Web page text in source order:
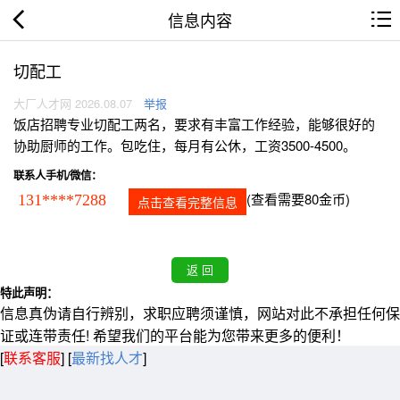
信息内容
切配工
大厂人才网 2026.08.07 举报
饭店招聘专业切配工两名，要求有丰富工作经验，能够很好的
协助厨师的工作。包吃住，每月有公休，工资3500-4500。
联系人手机/微信：
131****7288 点击查看完整信息 (查看需要80金币)
特此声明：
信息真伪请自行辨别，求职应聘须谨慎，网站对此不承担任何保
证或连带责任! 希望我们的平台能为您带来更多的便利！
[联系客服] [最新找人才]